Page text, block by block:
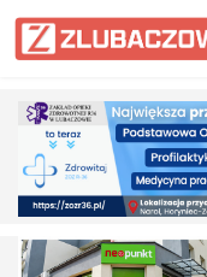
Informacje